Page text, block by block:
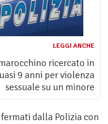
LEGGI ANCHE
ricercato in
9 anni per violenza
sessuale su un minore
dalla Polizia con